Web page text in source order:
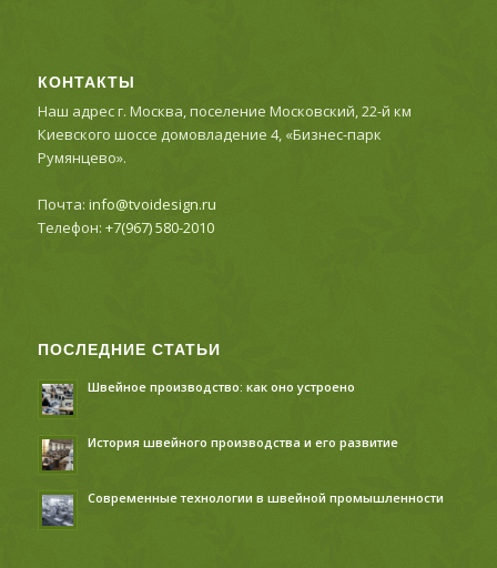
КОНТАКТЫ
Наш адрес г. Москва, поселение Московский, 22-й км
Киевского шоссе домовладение 4, «Бизнес-парк
Румянцево».
Почта: info@tvoidesign.ru
Телефон: +7(967) 580-2010
ПОСЛЕДНИЕ СТАТЬИ
Швейное производство: как оно устроено
История швейного производства и его развитие
Современные технологии в швейной промышленности